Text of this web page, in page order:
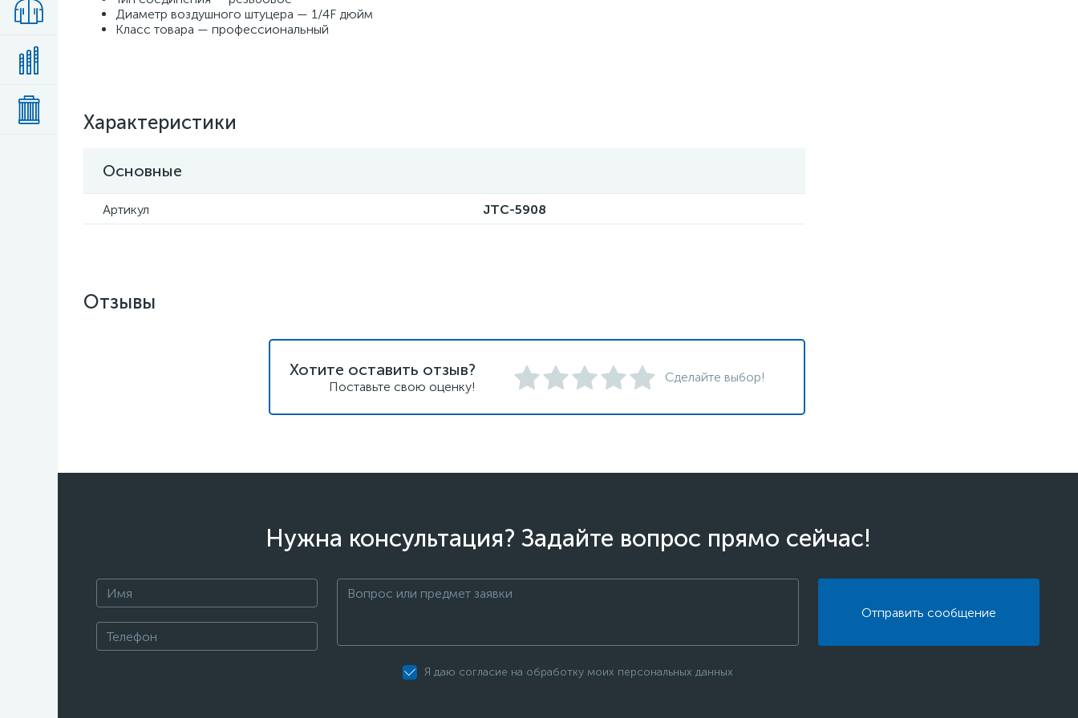
Диаметр воздушного штуцера — 1/4F дюйм
Класс товара — профессиональный
Характеристики
Основные
Артикул JTC-5908
Отзывы
Хотите оставить отзыв?
Поставьте свою оценку!
Сделайте выбор!
Нужна консультация? Задайте вопрос прямо сейчас!
Отправить сообщение
Я даю согласие на обработку моих персональных данных